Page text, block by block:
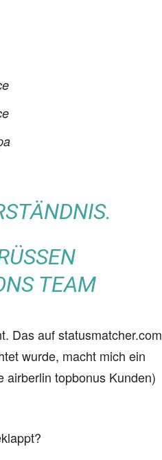
TEAM
Das auf statusmatcher.com
wurde, macht mich ein
airberlin topbonus Kunden)